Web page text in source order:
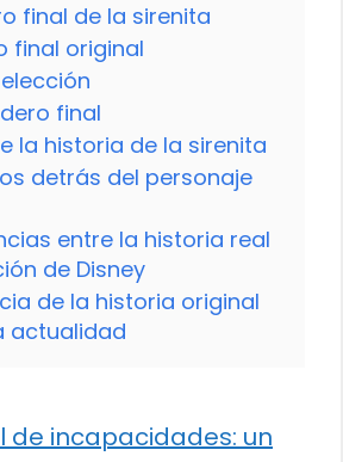
final de la sirenita
final original
final
la historia de la sirenita
detrás del personaje
entre la historia real
de Disney
de la historia original
actualidad
de incapacidades: un